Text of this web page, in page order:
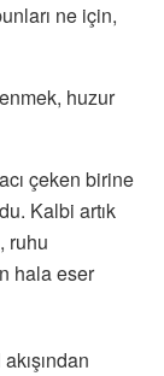
ne için,
huzur
çeken birine
Kalbi artık
ruhu
hala eser